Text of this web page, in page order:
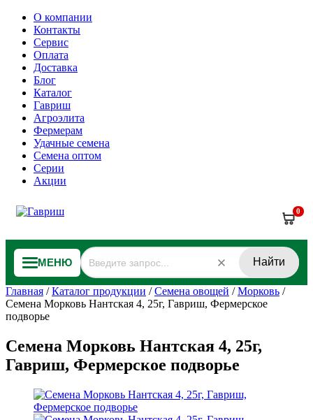
О компании
Контакты
Сервис
Оплата
Доставка
Блог
Каталог
Гавриш
Агроэлита
Фермерам
Удачные семена
Семена оптом
Серии
Акции
0
МЕНЮ Найти
Главная /Каталог продукции /Семена овощей /Морковь /
Семена Морковь Нантская 4, 25г, Гавриш, Фермерское
подворье
Семена Морковь Нантская 4, 25г,
Гавриш, Фермерское подворье